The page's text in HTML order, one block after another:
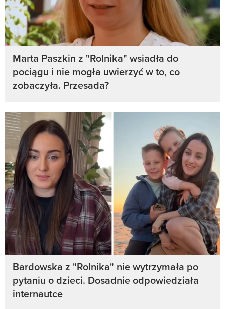
Marta Paszkin z "Rolnika" wsiadła do
pociągu i nie mogła uwierzyć w to, co
zobaczyła. Przesada?
Bardowska z "Rolnika" nie wytrzymała po
pytaniu o dzieci. Dosadnie odpowiedziała
internautce